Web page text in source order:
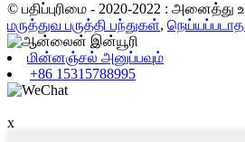
© பதிப்புரிமை - 2020-2022 :
மருத்துவ பருத்தி பந்துகள், நெய்யப்படாத
மின்னஞ்சல் அனுப்பவும்
+86 15315788995
x